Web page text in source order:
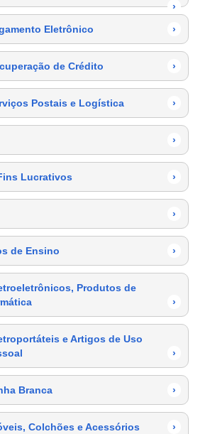
›
Eletrônico
›
de Crédito ›
Postais e Logística ›
›
Lucrativos ›
›
de Ensino ›
Produtos de
›
e Artigos de Uso
›
Branca ›
Colchões e Acessórios ›